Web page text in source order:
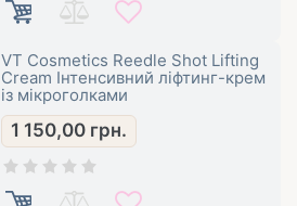
VT Cosmetics Reedle Shot Lifting
Cream Інтенсивний ліфтинг-крем
із мікроголками
1 150,00 грн.